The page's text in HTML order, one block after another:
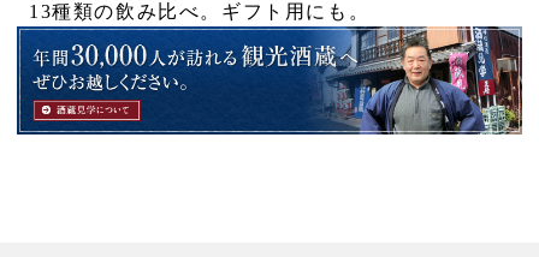
13種類の飲み比べ。ギフト用にも。